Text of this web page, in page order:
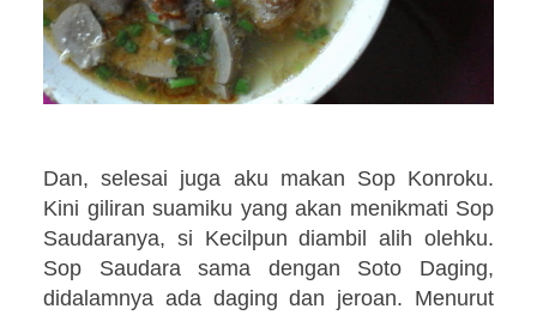
Dan, selesai juga aku makan Sop Konroku.
Kini giliran suamiku yang akan menikmati Sop
Saudaranya, si Kecilpun diambil alih olehku.
Sop Saudara sama dengan Soto Daging,
didalamnya ada daging dan jeroan. Menurut